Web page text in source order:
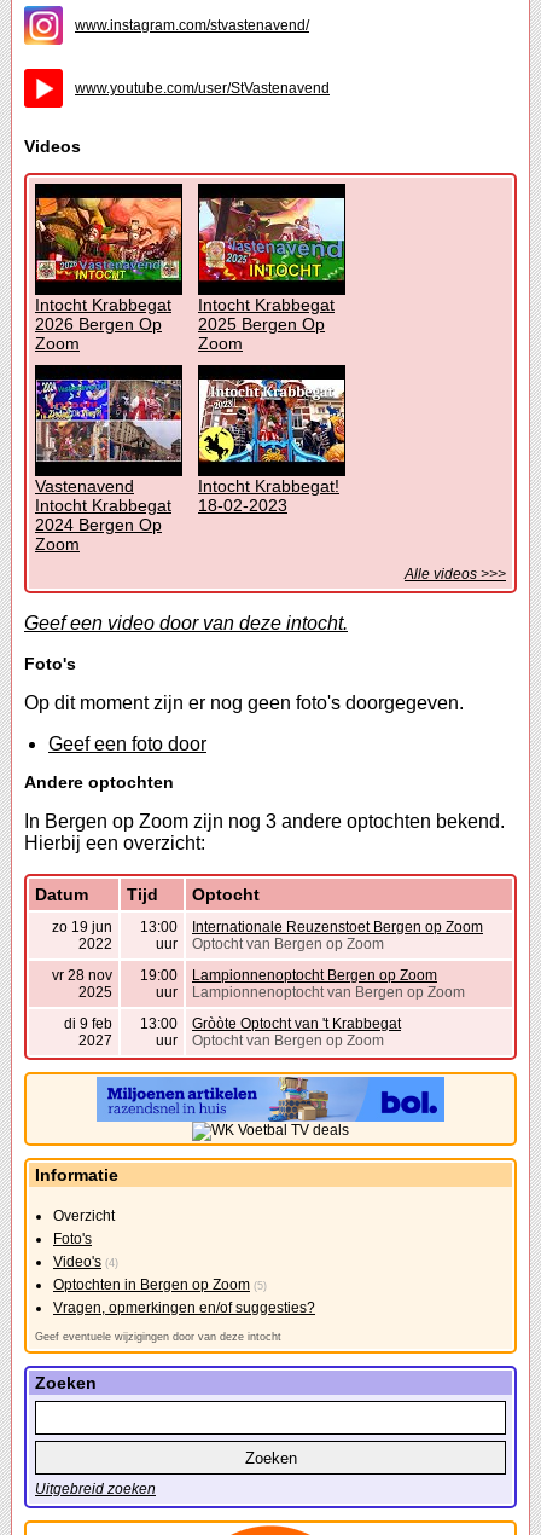
www.instagram.com/stvastenavend/
www.youtube.com/user/StVastenavend
Videos
Intocht Krabbegat
2026 Bergen Op
Zoom
Intocht Krabbegat
2025 Bergen Op
Zoom
Vastenavend
Intocht Krabbegat
2024 Bergen Op
Zoom
Intocht Krabbegat!
18-02-2023
Alle videos >>>
Geef een video door van deze intocht.
Foto's
Op dit moment zijn er nog geen foto's doorgegeven.
Geef een foto door
Andere optochten
In Bergen op Zoom zijn nog 3 andere optochten bekend.
Hierbij een overzicht:
Datum Tijd Optocht
zo 19 jun
2022
13:00
uur
Internationale Reuzenstoet Bergen op Zoom
Optocht van Bergen op Zoom
vr 28 nov
2025
19:00
uur
Lampionnenoptocht Bergen op Zoom
Lampionnenoptocht van Bergen op Zoom
di 9 feb
2027
13:00
uur
Gròòte Optocht van 't Krabbegat
Optocht van Bergen op Zoom
Informatie
Overzicht
Foto's
Video's (4)
Optochten in Bergen op Zoom (5)
Vragen, opmerkingen en/of suggesties?
Geef eventuele wijzigingen door van deze intocht
Zoeken
Uitgebreid zoeken